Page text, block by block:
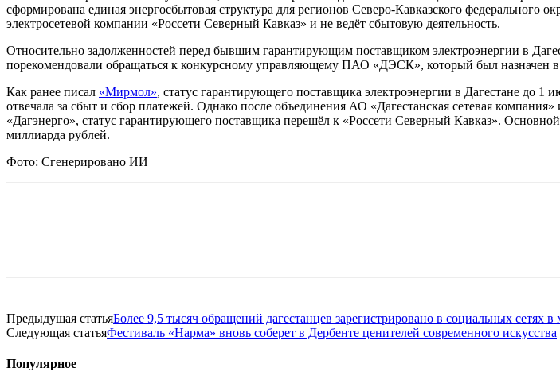
сформирована единая энергосбытовая структура для регионов Северо-Кавказского федерального
электросетевой компании «Россети Северный Кавказ» и не ведёт сбытовую деятельность.
Относительно задолженностей перед бывшим гарантирующим поставщиком электроэнергии в
порекомендовали обращаться к конкурсному управляющему ПАО «ДЭСК», который был назначен
Как ранее писал «Мирмол», статус гарантирующего поставщика электроэнергии в Дагестане до
отвечала за сбыт и сбор платежей. Однако после объединения АО «Дагестанская сетевая
«Дагэнерго», статус гарантирующего поставщика перешёл к «Россети Северный Кавказ».
миллиарда рублей.
Фото: Сгенерировано ИИ
Предыдущая статьяБолее 9,5 тысяч обращений дагестанцев зарегистрировано в социальных сетях в
Следующая статьяФестиваль «Нарма» вновь соберет в Дербенте ценителей современного искусства
Популярное